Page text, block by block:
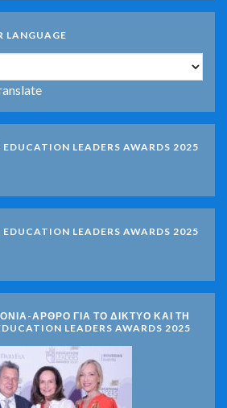
LANGUAGE
LEADERS AWARDS 2025
LEADERS AWARDS 2025
ΑΡΘΡΟ ΓΙΑ ΤΟ ΔΙΚΤΥΟ ΚΑΙ ΤΗ
LEADERS AWARDS 2025